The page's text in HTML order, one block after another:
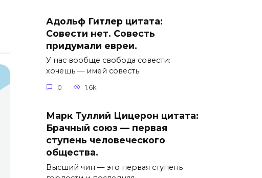
Адольф Гитлер цитата:
Совести нет. Совесть
придумали евреи.
У нас вообще свобода совести:
хочешь — имей совесть
0 1.6k.
Марк Туллий Цицерон цитата:
Брачный союз — первая
ступень человеческого
общества.
Высший чин — это первая ступень